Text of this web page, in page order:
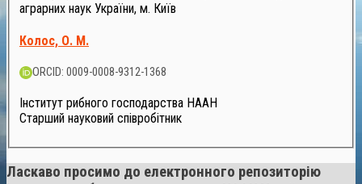
аграрних наук України, м. Київ
Колос, О. М.
ORCID: 0009-0008-9312-1368
Інститут рибного господарства НААН
Старший науковий співробітник
Ласкаво просимо до електронного репозиторію